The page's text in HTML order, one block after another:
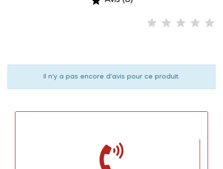
Il n'y a pas encore d'avis pour ce produit.